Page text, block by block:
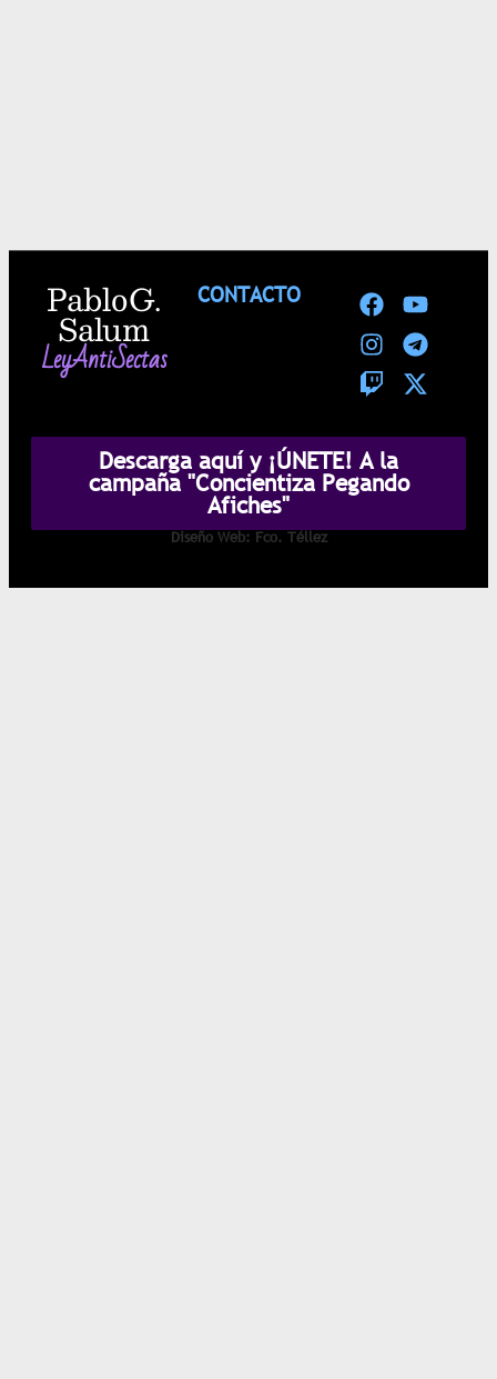
CONTACTO
Pablo G.
Salum
LeyAntiSectas
Descarga aquí y ¡ÚNETE! A la
campaña "Concientiza Pegando
Afiches"
Diseño Web: Fco. Téllez